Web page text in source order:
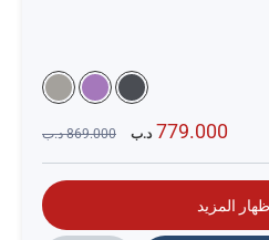
779.000 د.ب 869.000 د.ب
المزيد